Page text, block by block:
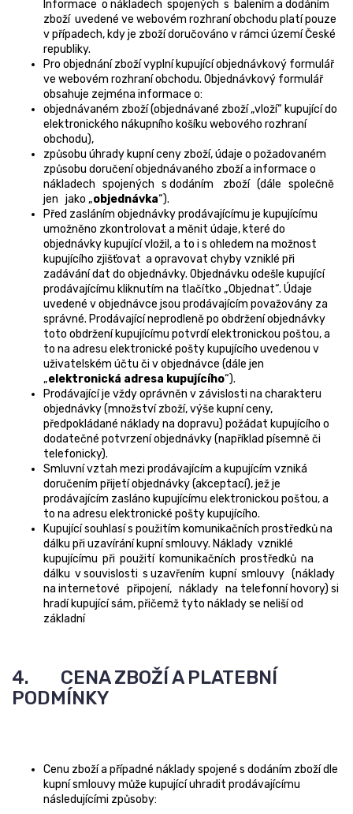
Informace o nákladech spojených s balením a dodáním
zboží uvedené ve webovém rozhraní obchodu platí pouze
v případech, kdy je zboží doručováno v rámci území České
republiky.
Pro objednání zboží vyplní kupující objednávkový formulář
ve webovém rozhraní obchodu. Objednávkový formulář
obsahuje zejména informace o:
objednávaném zboží (objednávané zboží „vloží“ kupující do
elektronického nákupního košíku webového rozhraní
obchodu),
způsobu úhrady kupní ceny zboží, údaje o požadovaném
způsobu doručení objednávaného zboží a informace o
nákladech spojených s dodáním zboží (dále společně
jen jako „objednávka“).
Před zasláním objednávky prodávajícímu je kupujícímu
umožněno zkontrolovat a měnit údaje, které do
objednávky kupující vložil, a to i s ohledem na možnost
kupujícího zjišťovat a opravovat chyby vzniklé při
zadávání dat do objednávky. Objednávku odešle kupující
prodávajícímu kliknutím na tlačítko „Objednat“. Údaje
uvedené v objednávce jsou prodávajícím považovány za
správné. Prodávající neprodleně po obdržení objednávky
toto obdržení kupujícímu potvrdí elektronickou poštou, a
to na adresu elektronické pošty kupujícího uvedenou v
uživatelském účtu či v objednávce (dále jen
„elektronická adresa kupujícího“).
Prodávající je vždy oprávněn v závislosti na charakteru
objednávky (množství zboží, výše kupní ceny,
předpokládané náklady na dopravu) požádat kupujícího o
dodatečné potvrzení objednávky (například písemně či
telefonicky).
Smluvní vztah mezi prodávajícím a kupujícím vzniká
doručením přijetí objednávky (akceptací), jež je
prodávajícím zasláno kupujícímu elektronickou poštou, a
to na adresu elektronické pošty kupujícího.
Kupující souhlasí s použitím komunikačních prostředků na
dálku při uzavírání kupní smlouvy. Náklady vzniklé
kupujícímu při použití komunikačních prostředků na
dálku v souvislosti s uzavřením kupní smlouvy (náklady
na internetové připojení, náklady na telefonní hovory) si
hradí kupující sám, přičemž tyto náklady se neliší od
základní
4. CENA ZBOŽÍ A PLATEBNÍ
PODMÍNKY
Cenu zboží a případné náklady spojené s dodáním zboží dle
kupní smlouvy může kupující uhradit prodávajícímu
následujícími způsoby: